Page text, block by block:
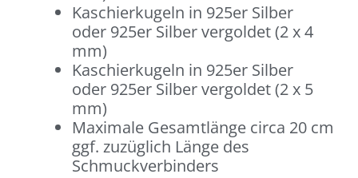
Kaschierkugeln in 925er Silber
oder 925er Silber vergoldet (2 x 4
mm)
Kaschierkugeln in 925er Silber
oder 925er Silber vergoldet (2 x 5
mm)
Maximale Gesamtlänge circa 20 cm
ggf. zuzüglich Länge des
Schmuckverbinders